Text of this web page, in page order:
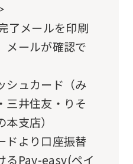
了メールを印刷
メールが確認で
ュカード（み
三井住友・りそ
支店）
より口座振替
るPay-easy(ペイ
return
to
the
top
page.
However,
if
you